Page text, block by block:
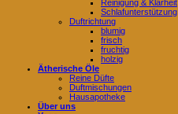
Reinigung & Klarheit
Schlafunterstützung
Duftrichtung
blumig
frisch
fruchtig
holzig
Ätherische Öle
Reine Düfte
Duftmischungen
Hausapotheke
Über uns